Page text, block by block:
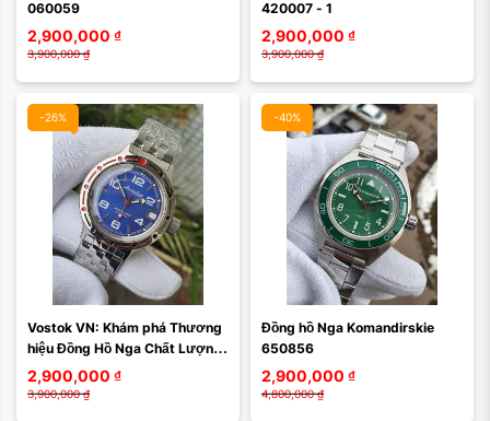
060059
2,900,000 ₫
3,900,000 ₫
420007 - 1
2,900,000 ₫
3,900,000 ₫
-26%
Vostok VN: Khám phá Thương
hiệu Đồng Hồ Nga Chất Lượng
- Amphibia 420432
2,900,000 ₫
3,900,000 ₫
-40%
Đồng hồ Nga Komandirskie
650856
2,900,000 ₫
4,800,000 ₫